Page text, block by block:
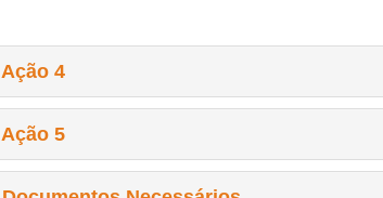
Ação 4
Ação 5